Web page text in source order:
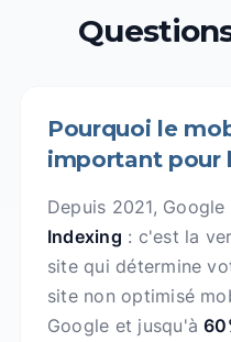
Pourquoi le
important pour
Depuis 2021,
Indexing : c'est la
site qui détermine
site non optimisé
Google et jusqu'à